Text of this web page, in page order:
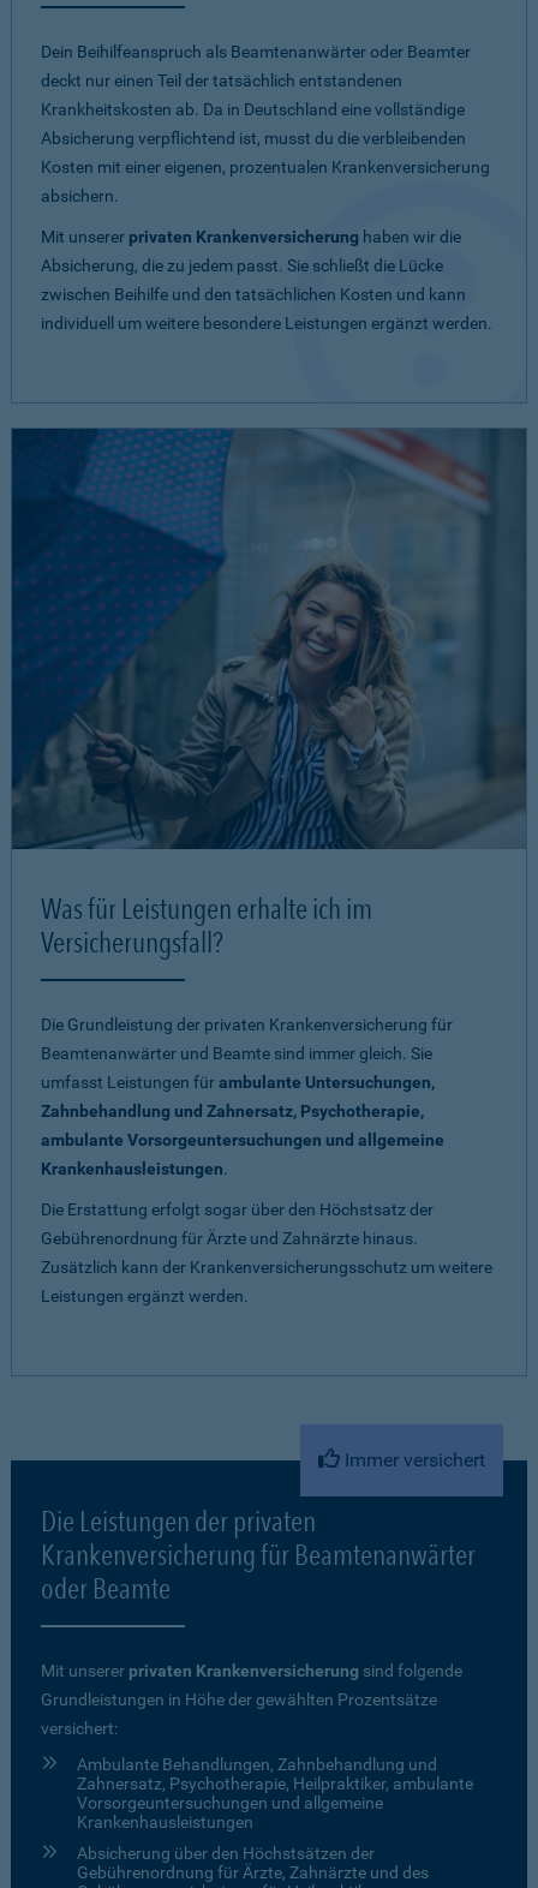
Dein Beihilfeanspruch als Beamtenanwärter oder Beamter
deckt nur einen Teil der tatsächlich entstandenen
Krankheitskosten ab. Da in Deutschland eine vollständige
Absicherung verpflichtend ist, musst du die verbleibenden
Kosten mit einer eigenen, prozentualen Krankenversicherung
absichern.
Mit unserer privaten Krankenversicherung haben wir die
Absicherung, die zu jedem passt. Sie schließt die Lücke
zwischen Beihilfe und den tatsächlichen Kosten und kann
individuell um weitere besondere Leistungen ergänzt werden.
Was für Leistungen erhalte ich im
Versicherungsfall?
Die Grundleistung der privaten Krankenversicherung für
Beamtenanwärter und Beamte sind immer gleich. Sie
umfasst Leistungen fürambulante Untersuchungen,
Zahnbehandlung und Zahnersatz, Psychotherapie,
ambulante Vorsorgeuntersuchungen und allgemeine
Krankenhausleistungen.
Die Erstattung erfolgt sogar über den Höchstsatz der
Gebührenordnung für Ärzte und Zahnärzte hinaus.
Zusätzlich kann der Krankenversicherungsschutz um weitere
Leistungen ergänzt werden.
Immer versichert
Die Leistungen der privaten
Krankenversicherung für Beamtenanwärter
oder Beamte
Mit unserer privaten Krankenversicherung sind folgende
Grundleistungen in Höhe der gewählten Prozentsätze
versichert:
Ambulante Behandlungen, Zahnbehandlung und
Zahnersatz, Psychotherapie, Heilpraktiker, ambulante
Vorsorgeuntersuchungen und allgemeine
Krankenhausleistungen
Absicherung über den Höchstsätzen der
Gebührenordnung für Ärzte, Zahnärzte und des